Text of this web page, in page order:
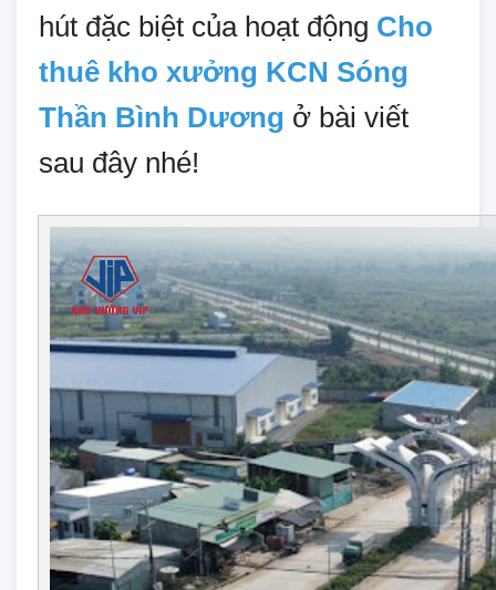
hút đặc biệt của hoạt động Cho
thuê kho xưởng KCN Sóng
Thần Bình Dương ở bài viết
sau đây nhé!